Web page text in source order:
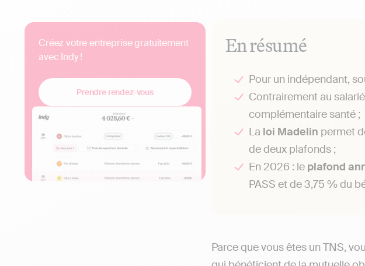
En résumé
Pour un indépendant,
Contrairement au
complémentaire santé ;
La loi Madelin permet
de deux plafonds ;
En 2026 : le plafond
PASS et de 3,75 % du
Parce que vous êtes un TNS,
Créez votre entreprise gratuitement
avec Indy !
Prendre rendez-vous